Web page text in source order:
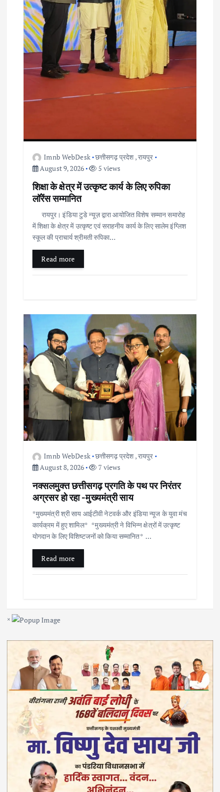
Imnb WebDesk छत्तीसगढ़ प्रदेश ,रायपुर
August 9, 2026
5 views
शिक्षा के क्षेत्र में उत्कृष्ट कार्य के लिए रुपिका
लॉरेंस सम्मानित
रायपुर। इंडिया टुडे न्यूज़ द्वारा आयोजित विशेष सम्मान समारोह
में शिक्षा के क्षेत्र में उत्कृष्ट एवं सराहनीय कार्य के लिए सालेम इंग्लिश
स्कूल की प्राचार्य श्रीमती रुपिका…
Read more
Imnb WebDesk छत्तीसगढ़ प्रदेश ,रायपुर
August 8, 2026
7 views
नक्सलमुक्त छत्तीसगढ़ प्रगति के पथ पर निरंतर
अग्रसर हो रहा -मुख्यमंत्री साय
*मुख्यमंत्री श्री साय आईटीवी नेटवर्क और इंडिया न्यूज के युवा मंच
कार्यक्रम में हुए शामिल* *मुख्यमंत्री ने विभिन्न क्षेत्रों में उत्कृष्ट
योगदान के लिए विशिष्टजनों को किया सम्मानित* …
Read more
×